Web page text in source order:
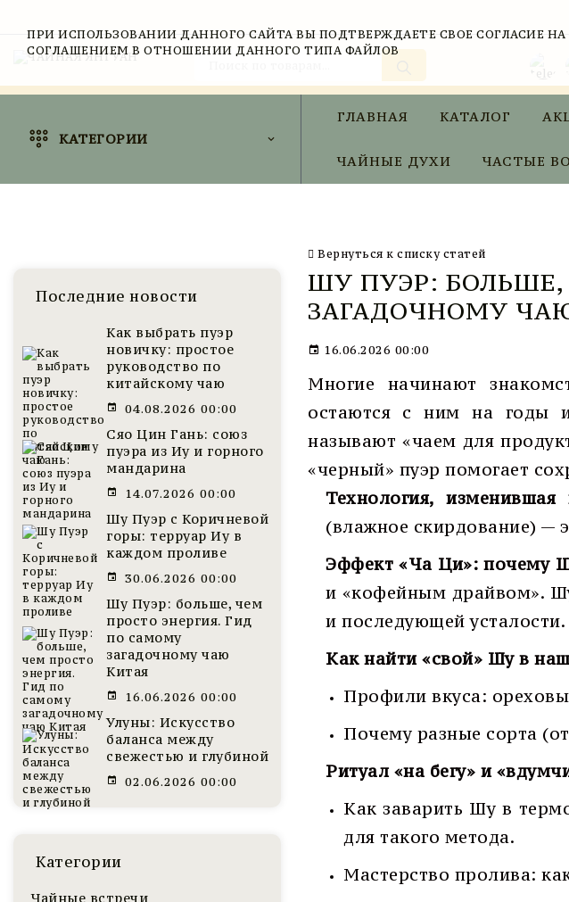
КАТЕГОРИИ
ГЛАВНАЯ КАТАЛОГ
ЧАЙНЫЕ ДУХИ ЧАСТЫЕ
Последние новости
Как выбрать пуэр
новичку: простое
руководство по
китайскому чаю
04.08.2026 00:00
Сяо Цин Гань: союз
пуэра из Иу и горного
мандарина
14.07.2026 00:00
Шу Пуэр с Коричневой
горы: терруар Иу в
каждом проливе
30.06.2026 00:00
Шу Пуэр: больше, чем
просто энергия. Гид
по самому
загадочному чаю
Китая
16.06.2026 00:00
Улуны: Искусство
баланса между
свежестью и глубиной
02.06.2026 00:00
Категории
Чайные встречи
Вернуться к списку статей
ШУ ПУЭР:
ЗАГАДОЧНОМУ
16.06.2026 00:00
Многие начинают
остаются с ним на годы
называют «чаем для
«черный» пуэр помогает
Технология, изменившая
(влажное скирдование) —
Эффект «Ча Ци»: почему
и «кофейным драйвом».
и последующей усталости.
Как найти «свой» Шу в
Профили вкуса:
Почему разные сорта
Ритуал «на бегу» и
Как заварить Шу в
для такого метода.
Мастерство пролива:
ПРИ ИСПОЛЬЗОВАНИИ ДАННОГО САЙТА ВЫ ПОДТВЕРЖДАЕТЕ СВОЕ СОГЛАСИЕ
СОГЛАШЕНИЕМ В ОТНОШЕНИИ ДАННОГО ТИПА ФАЙЛОВ